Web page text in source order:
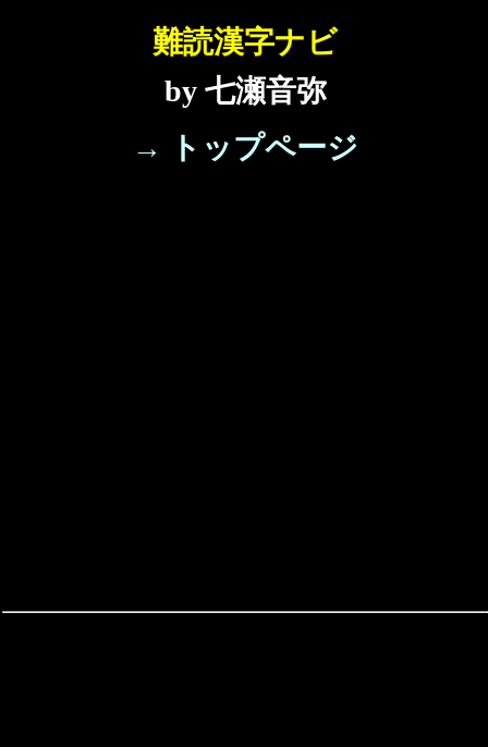
難読漢字ナビ
by 七瀬音弥
→ トップページ